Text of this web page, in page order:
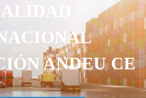
ANDEU CE